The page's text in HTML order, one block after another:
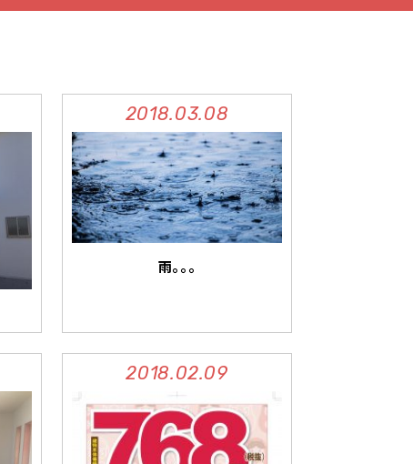
2018.03.08
雨。。。
2018.02.09